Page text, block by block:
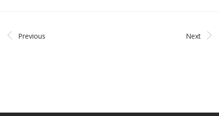
Previous Next